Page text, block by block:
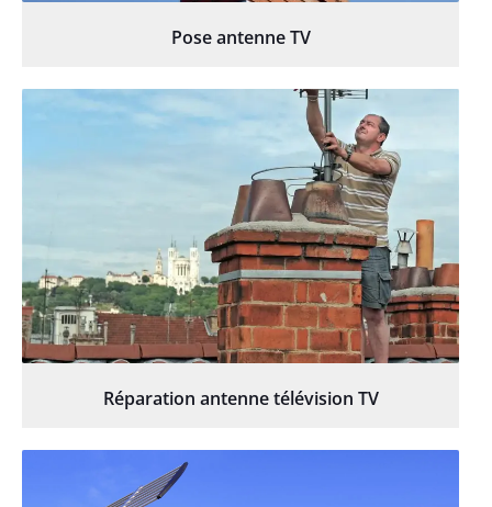
Pose antenne TV
Réparation antenne télévision TV